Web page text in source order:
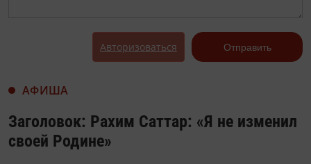
Авторизоваться Отправить
АФИША
Заголовок: Рахим Саттар: «Я не изменил
своей Родине»